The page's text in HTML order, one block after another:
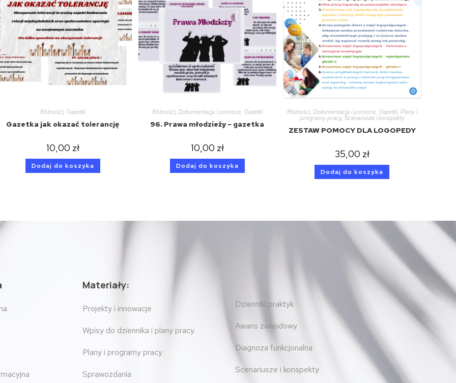
Różności, Gazetki
Gazetka jak okazać tolerancję
10,00 zł
Dodaj do koszyka
Różności, Dokumentacja i pomoce, Gazetki
96. Prawa młodzieży – gazetka
10,00 zł
Dodaj do koszyka
Różności, Dokumentacja i pomoce, Gazetki, Plany i
programy pracy, Scenariusze i konspekty
ZESTAW POMOCY DLA LOGOPEDY
35,00 zł
Dodaj do koszyka
Materiały:
Projekty i innowacje
Wpisy do dziennika i plany pracy
Plany i programy pracy
Sprawozdania
Dzienniki praktyk
Awans zawodowy
Diagnoza funkcjonalna
Scenariusze i konspekty